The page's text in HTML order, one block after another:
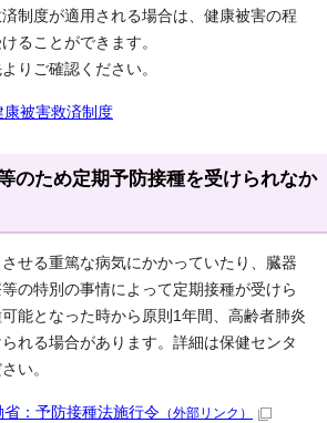
制度が適用される場合は、健康被害の程
ることができます。
りご確認ください。
被害救済制度
のため定期予防接種を受けられなか
せる重篤な病気にかかっていたり、臓器
の特別の事情によって定期接種が受けら
能となった時から原則1年間、高齢者肺炎
れる場合があります。詳細は保健センタ
い。
省：予防接種法施行令 （外部リンク）